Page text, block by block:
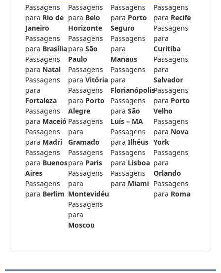
Passagens
para Rio de
Janeiro
Passagens
para Brasília
Passagens
para Natal
Passagens
para
Fortaleza
Passagens
para Maceió
Passagens
para Madri
Passagens
para Buenos
Aires
Passagens
para Berlim
Passagens
para Belo
Horizonte
Passagens
para São
Paulo
Passagens
para Vitória
Passagens
para Porto
Alegre
Passagens
para
Gramado
Passagens
para Paris
Passagens
para
Montevidéu
Passagens
para
Moscou
Passagens
para Porto
Seguro
Passagens
para
Manaus
Passagens
para
Florianópolis
Passagens
para São
Luís – MA
Passagens
para Ilhéus
Passagens
para Lisboa
Passagens
para Miami
Passagens
para Recife
Passagens
para
Curitiba
Passagens
para
Salvador
Passagens
para Porto
Velho
Passagens
para Nova
York
Passagens
para
Orlando
Passagens
para Roma